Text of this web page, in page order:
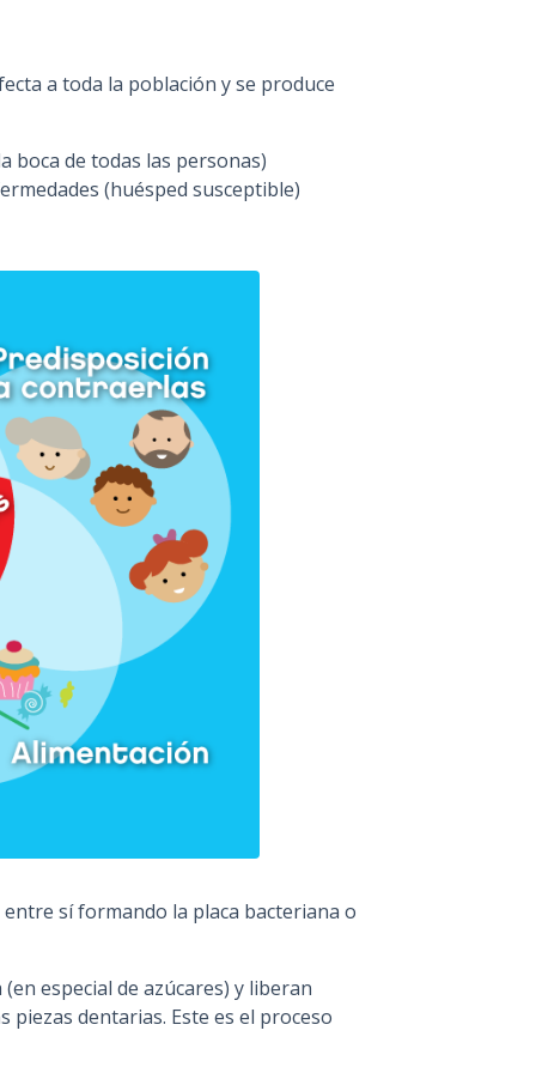
a toda la población y se produce
boca de todas las personas)
(huésped susceptible)
sí formando la placa bacteriana o
especial de azúcares) y liberan
piezas dentarias. Este es el proceso